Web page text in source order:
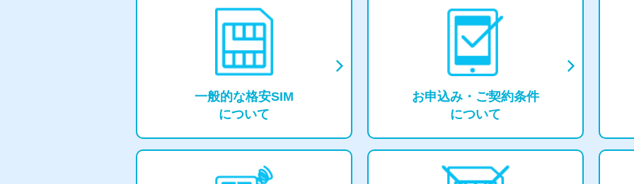
⼀般的な格安SIM
について
お申込み・ ご契約条件
について